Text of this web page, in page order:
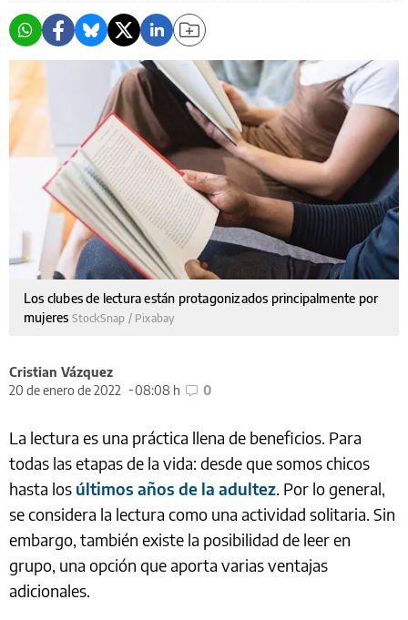
Los clubes de lectura están protagonizados principalmente por
mujeres StockSnap / Pixabay
Cristian Vázquez
20 de enero de 2022
08:08 h 0
La lectura es una práctica llena de beneficios. Para
todas las etapas de la vida: desde que somos chicos
hasta los últimos años de la adultez. Por lo general,
se considera la lectura como una actividad solitaria. Sin
embargo, también existe la posibilidad de leer en
grupo, una opción que aporta varias ventajas
adicionales.